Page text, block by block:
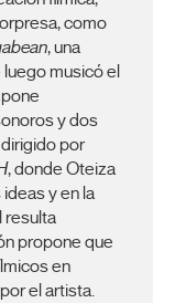
como
, una
musicó el
y dos
por
, donde Oteiza
y en la
resulta
propone que
en
el artista.